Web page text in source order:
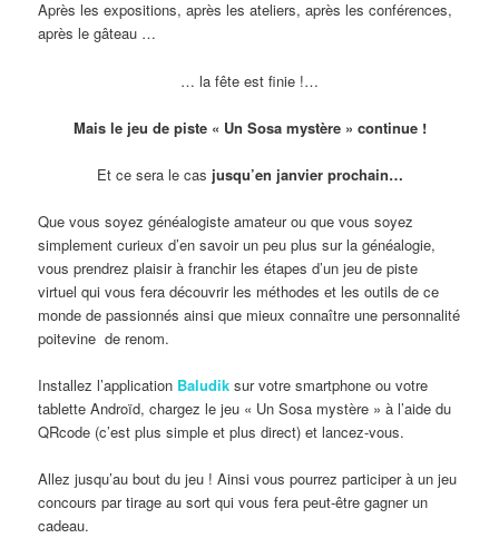
Après les expositions, après les ateliers, après les conférences,
après le gâteau …
… la fête est finie !…
Mais le jeu de piste « Un Sosa mystère » continue !
Et ce sera le cas jusqu’en janvier prochain…
Que vous soyez généalogiste amateur ou que vous soyez
simplement curieux d’en savoir un peu plus sur la généalogie,
vous prendrez plaisir à franchir les étapes d’un jeu de piste
virtuel qui vous fera découvrir les méthodes et les outils de ce
monde de passionnés ainsi que mieux connaître une personnalité
poitevine de renom.
Installez l’application Baludiksur votre smartphone ou votre
tablette Androïd, chargez le jeu « Un Sosa mystère » à l’aide du
QRcode (c’est plus simple et plus direct) et lancez-vous.
Allez jusqu’au bout du jeu ! Ainsi vous pourrez participer à un jeu
concours par tirage au sort qui vous fera peut-être gagner un
cadeau.